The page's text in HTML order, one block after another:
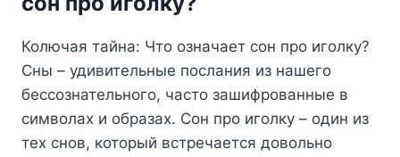
Колючая тайна: Что означает сон про иголку?
Сны – удивительные послания из нашего
бессознательного, часто зашифрованные в
символах и образах. Сон про иголку – один из
тех снов, который встречается довольно